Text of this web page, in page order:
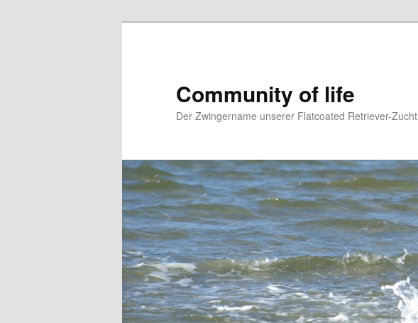
Community of life
Der Zwingername unserer Flatcoated Retriever-Zucht